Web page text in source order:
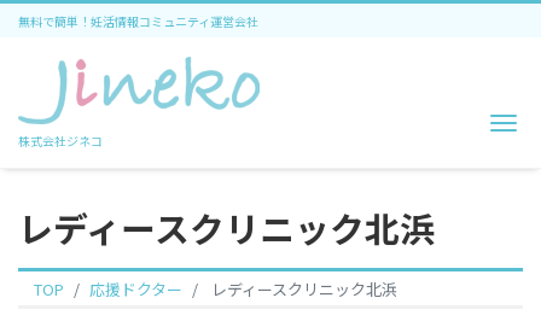
無料で簡単！妊活情報コミュニティ運営会社
株式会社ジネコ
レディースクリニック北浜
TOP 応援ドクター レディースクリニック北浜